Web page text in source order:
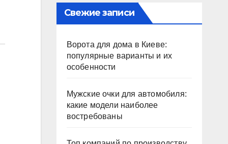
Свежие записи
Ворота для дома в Киеве:
популярные варианты и их
особенности
Мужские очки для автомобиля:
какие модели наиболее
востребованы